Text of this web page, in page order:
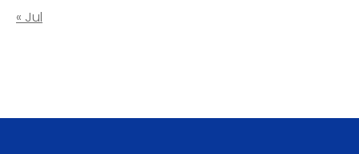
« Jul